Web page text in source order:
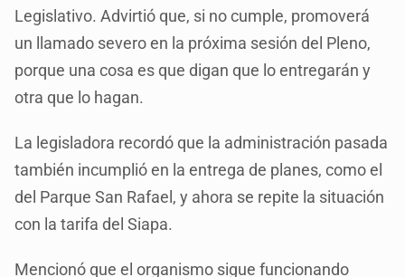
Legislativo. Advirtió que, si no cumple, promoverá
un llamado severo en la próxima sesión del Pleno,
porque una cosa es que digan que lo entregarán y
otra que lo hagan.
La legisladora recordó que la administración pasada
también incumplió en la entrega de planes, como el
del Parque San Rafael, y ahora se repite la situación
con la tarifa del Siapa.
Mencionó que el organismo sigue funcionando